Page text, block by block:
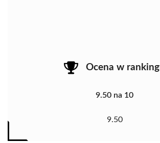
Ocena w
9.50 na 10
9.50